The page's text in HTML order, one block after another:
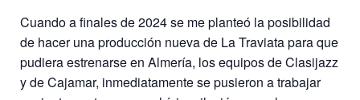
Cuando a finales de 2024 se me planteó la posibilidad
de hacer una producción nueva de La Traviata para que
pudiera estrenarse en Almería, los equipos de Clasijazz
y de Cajamar, inmediatamente se pusieron a trabajar